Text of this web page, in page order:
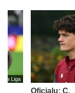
Liga
Oficialu: C.